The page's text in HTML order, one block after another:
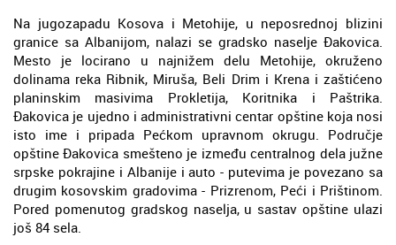
Na jugozapadu Kosova i Metohije, u neposrednoj blizini
granice sa Albanijom, nalazi se gradsko naselje Đakovica.
Mesto je locirano u najnižem delu Metohije, okruženo
dolinama reka Ribnik, Miruša, Beli Drim i Krena i zaštićeno
planinskim masivima Prokletija, Koritnika i Paštrika.
Đakovica je ujedno i administrativni centar opštine koja nosi
isto ime i pripada Pećkom upravnom okrugu. Područje
opštine Đakovica smešteno je između centralnog dela južne
srpske pokrajine i Albanije i auto - putevima je povezano sa
drugim kosovskim gradovima - Prizrenom, Peći i Prištinom.
Pored pomenutog gradskog naselja, u sastav opštine ulazi
još 84 sela.